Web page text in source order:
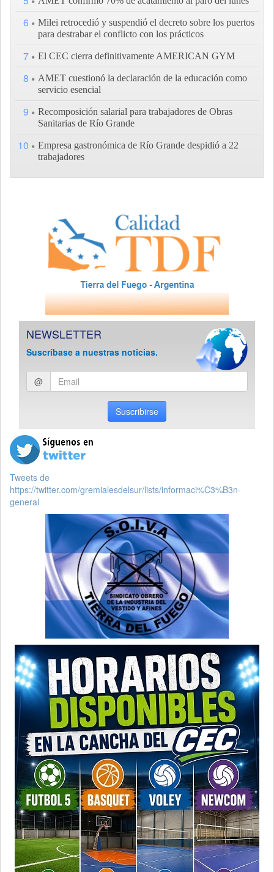
6
Milei retrocedió y suspendió el decreto sobre los puertos
para destrabar el conflicto con los prácticos
7 El CEC cierra definitivamente AMERICAN GYM
8
AMET cuestionó la declaración de la educación como
servicio esencial
9
Recomposición salarial para trabajadores de Obras
Sanitarias de Río Grande
10
Empresa gastronómica de Río Grande despidió a 22
trabajadores
NEWSLETTER
Suscríbase a nuestras noticias.
Ingresar
email
@
Suscribirse
Tweets de
https://twitter.com/gremialesdelsur/lists/informaci%C3%B3n-
general